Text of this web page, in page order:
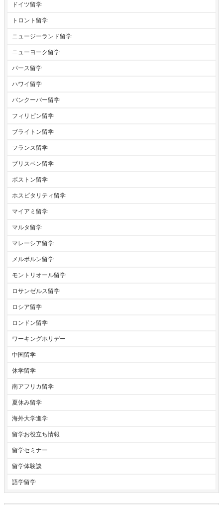
ドイツ留学
トロント留学
ニュージーランド留学
ニューヨーク留学
パース留学
ハワイ留学
バンクーバー留学
フィリピン留学
ブライトン留学
フランス留学
ブリスベン留学
ボストン留学
ホスピタリティ留学
マイアミ留学
マルタ留学
マレーシア留学
メルボルン留学
モントリオール留学
ロサンゼルス留学
ロシア留学
ロンドン留学
ワーキングホリデー
中国留学
休学留学
南アフリカ留学
夏休み留学
海外大学進学
留学お役立ち情報
留学セミナー
留学体験談
語学留学